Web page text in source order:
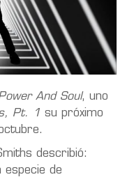
And Soul, uno
Pt. 1 su próximo
describió:
de